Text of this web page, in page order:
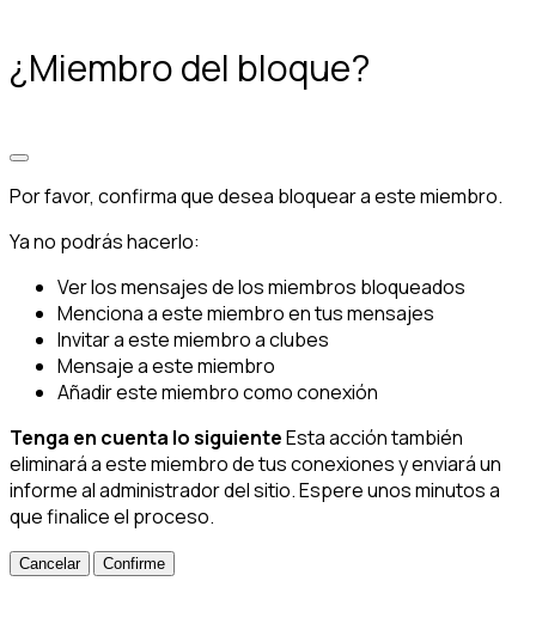
¿Miembro del bloque?
Por favor, confirma que desea bloquear a este miembro.
Ya no podrás hacerlo:
Ver los mensajes de los miembros bloqueados
Menciona a este miembro en tus mensajes
Invitar a este miembro a clubes
Mensaje a este miembro
Añadir este miembro como conexión
Tenga en cuenta lo siguienteEsta acción también
eliminará a este miembro de tus conexiones y enviará un
informe al administrador del sitio. Espere unos minutos a
que finalice el proceso.
Confirme